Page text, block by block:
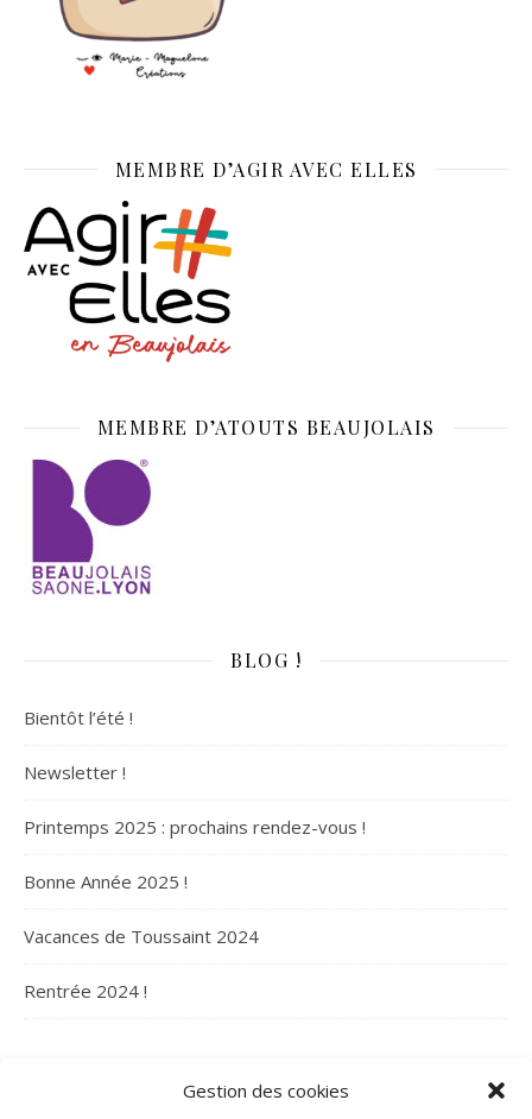
Gestion des cookies
MEMBRE D’AGIR AVEC ELLES
MEMBRE D’ATOUTS BEAUJOLAIS
BLOG !
Bientôt l’été !
Newsletter !
Printemps 2025 : prochains rendez-vous !
Bonne Année 2025 !
Vacances de Toussaint 2024
Rentrée 2024 !
ARCHIVES